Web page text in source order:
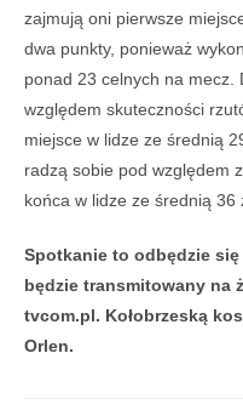
zajmują oni pierwsze
dwa punkty, ponieważ
ponad 23 celnych na mecz.
względem skuteczności
miejsce w lidze ze średnią
radzą sobie pod względem
końca w lidze ze średnią 36
Spotkanie to odbędzie
będzie transmitowany na
tvcom.pl. Kołobrzeską
Orlen.